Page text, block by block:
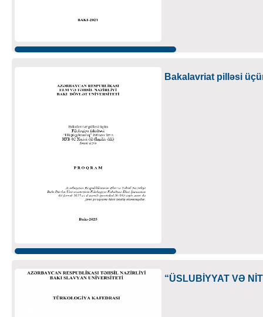
Bakalavriat pilləsi
“ÜSLUBİYYAT VƏ